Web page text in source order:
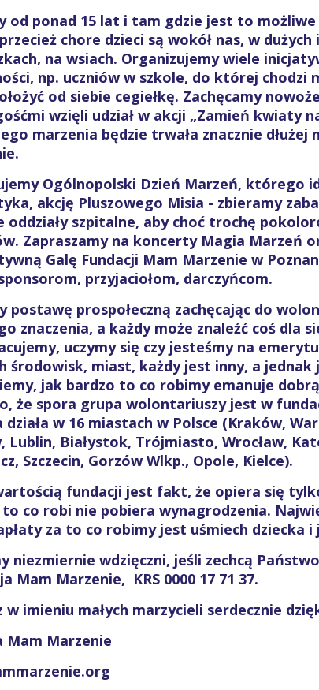
od ponad 15 lat i tam gdzie jest to
chore dzieci są wokół nas, w dużych
na wsiach. Organizujemy wiele
np. uczniów w szkole, do której chodzi
od siebie cegiełkę. Zachęcamy
wzięli udział w akcji „Zamień kwiaty
marzenia będzie trwała znacznie
Ogólnopolski Dzień Marzeń, którego
akcję Pluszowego Misia - zbieramy
oddziały szpitalne, aby choć trochę
Zapraszamy na koncerty Magia Marzeń
Galę Fundacji Mam Marzenie w
przyjaciołom, darczyńcom.
postawę prospołeczną zachęcając do
znaczenia, a każdy może znaleźć coś dla
uczymy się czy jesteśmy na
środowisk, miast, każdy jest inny, a jednak
jak bardzo to co robimy emanuje
że spora grupa wolontariuszy jest w
działa w 16 miastach w Polsce (Kraków,
Lublin, Białystok, Trójmiasto, Wrocław,
Szczecin, Gorzów Wlkp., Opole, Kielce).
fundacji jest fakt, że opiera się
co robi nie pobiera wynagrodzenia.
za to co robimy jest uśmiech dziecka i
niezmiernie wdzięczni, jeśli zechcą
Mam Marzenie, KRS 0000 17 71 37.
w imieniu małych marzycieli serdecznie
Mam Marzenie